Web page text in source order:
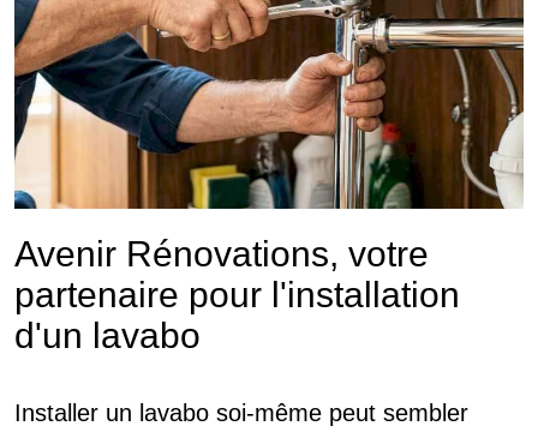
Avenir Rénovations, votre
partenaire pour l'installation
d'un lavabo
Installer un lavabo soi-même peut sembler